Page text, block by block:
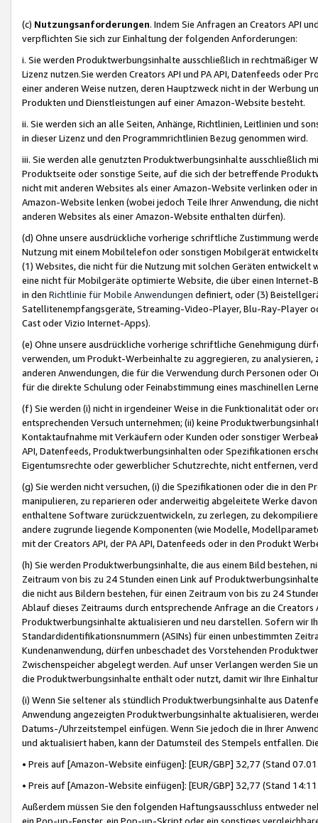
(c) Nutzungsanforderungen. Indem Sie Anfragen an Creators API
verpflichten Sie sich zur Einhaltung der folgenden Anforderungen:
i. Sie werden Produktwerbungsinhalte ausschließlich in rechtmäßiger
Lizenz nutzen.Sie werden Creators API und PA API, Datenfeeds oder
einer anderen Weise nutzen, deren Hauptzweck nicht in der Werbung
Produkten und Dienstleistungen auf einer Amazon-Website besteht.
ii. Sie werden sich an alle Seiten, Anhänge, Richtlinien, Leitlinien und
in dieser Lizenz und den Programmrichtlinien Bezug genommen wird.
iii. Sie werden alle genutzten Produktwerbungsinhalte ausschließlich
Produktseite oder sonstige Seite, auf die sich der betreffende
nicht mit anderen Websites als einer Amazon-Website verlinken oder
Amazon-Website lenken (wobei jedoch Teile Ihrer Anwendung, die
anderen Websites als einer Amazon-Website enthalten dürfen).
(d) Ohne unsere ausdrückliche vorherige schriftliche Zustimmung
Nutzung mit einem Mobiltelefon oder sonstigen Mobilgerät
(1) Websites, die nicht für die Nutzung mit solchen Geräten
eine nicht für Mobilgeräte optimierte Website, die über einen
in den Richtlinie für Mobile Anwendungen definiert, oder (3)
Satellitenempfangsgeräte, Streaming-Video-Player, Blu-Ray-Player
Cast oder Vizio Internet-Apps).
(e) Ohne unsere ausdrückliche vorherige schriftliche Genehmigung
verwenden, um Produkt-Werbeinhalte zu aggregieren, zu
anderen Anwendungen, die für die Verwendung durch Personen
für die direkte Schulung oder Feinabstimmung eines maschinellen
(f) Sie werden (i) nicht in irgendeiner Weise in die Funktionalität oder
entsprechenden Versuch unternehmen; (ii) keine
Kontaktaufnahme mit Verkäufern oder Kunden oder sonstiger
API, Datenfeeds, Produktwerbungsinhalten oder Spezifikationen
Eigentumsrechte oder gewerblicher Schutzrechte, nicht entfernen,
(g) Sie werden nicht versuchen, (i) die Spezifikationen oder die in
manipulieren, zu reparieren oder anderweitig abgeleitete Werke
enthaltene Software zurückzuentwickeln, zu zerlegen, zu
andere zugrunde liegende Komponenten (wie Modelle,
mit der Creators API, der PA API, Datenfeeds oder in den Produkt
(h) Sie werden Produktwerbungsinhalte, die aus einem Bild bestehen,
Zeitraum von bis zu 24 Stunden einen Link auf
die nicht aus Bildern bestehen, für einen Zeitraum von bis zu 24
Ablauf dieses Zeitraums durch entsprechende Anfrage an die
Produktwerbungsinhalte aktualisieren und neu darstellen. Sofern wir
Standardidentifikationsnummern (ASINs) für einen unbestimmten
Kundenanwendung, dürfen unbeschadet des Vorstehenden
Zwischenspeicher abgelegt werden. Auf unser Verlangen werden Sie
die Produktwerbungsinhalte enthält oder nutzt, damit wir Ihre
(i) Wenn Sie seltener als stündlich Produktwerbungsinhalte aus
Anwendung angezeigten Produktwerbungsinhalte aktualisieren,
Datums-/Uhrzeitstempel einfügen. Wenn Sie jedoch die in Ihrer
und aktualisiert haben, kann der Datumsteil des Stempels entfallen.
• Preis auf [Amazon-Website einfügen]: [EUR/GBP] 32,77 (Stand
• Preis auf [Amazon-Website einfügen]: [EUR/GBP] 32,77 (Stand
Außerdem müssen Sie den folgenden Haftungsausschluss entweder
ein Pop-up-Fenster, ein Pop-up-Skript oder ein sonstiges